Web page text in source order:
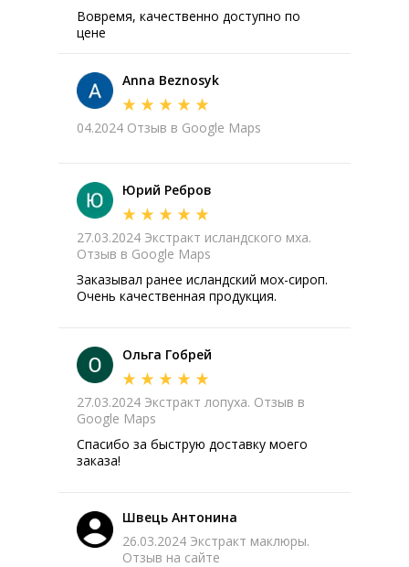
Вовремя, качественно доступно по
цене
Anna Beznosyk
04.2024 Отзыв в Google Maps
Юрий Ребров
Заказывал ранее исландский мох-сироп.
Очень качественная продукция.
27.03.2024 Экстракт исландского мха.
Отзыв в Google Maps
Ольга Гобрей
Спасибо за быструю доставку моего
заказа!
27.03.2024 Экстракт лопуха. Отзыв в
Google Maps
Швець Антонина
26.03.2024 Экстракт маклюры.
Отзыв на сайте